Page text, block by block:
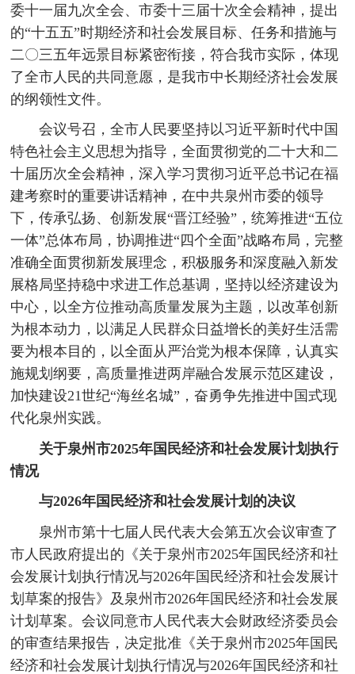
委十一届九次全会、市委十三届十次全会精神，提出
的“十五五”时期经济和社会发展目标、任务和措施与
二〇三五年远景目标紧密衔接，符合我市实际，体现
了全市人民的共同意愿，是我市中长期经济社会发展
的纲领性文件。
会议号召，全市人民要坚持以习近平新时代中国
特色社会主义思想为指导，全面贯彻党的二十大和二
十届历次全会精神，深入学习贯彻习近平总书记在福
建考察时的重要讲话精神，在中共泉州市委的领导
下，传承弘扬、创新发展“晋江经验”，统筹推进“五位
一体”总体布局，协调推进“四个全面”战略布局，完整
准确全面贯彻新发展理念，积极服务和深度融入新发
展格局坚持稳中求进工作总基调，坚持以经济建设为
中心，以全方位推动高质量发展为主题，以改革创新
为根本动力，以满足人民群众日益增长的美好生活需
要为根本目的，以全面从严治党为根本保障，认真实
施规划纲要，高质量推进两岸融合发展示范区建设，
加快建设21世纪“海丝名城”，奋勇争先推进中国式现
代化泉州实践。
关于泉州市2025年国民经济和社会发展计划执行
情况
与2026年国民经济和社会发展计划的决议
泉州市第十七届人民代表大会第五次会议审查了
市人民政府提出的《关于泉州市2025年国民经济和社
会发展计划执行情况与2026年国民经济和社会发展计
划草案的报告》及泉州市2026年国民经济和社会发展
计划草案。会议同意市人民代表大会财政经济委员会
的审查结果报告，决定批准《关于泉州市2025年国民
经济和社会发展计划执行情况与2026年国民经济和社